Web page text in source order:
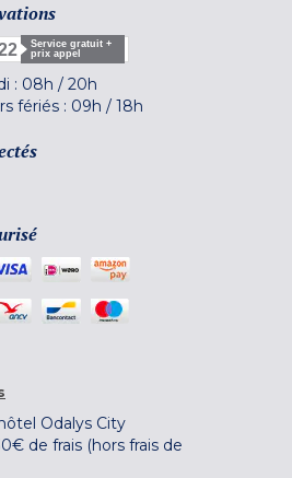
Service gratuit +
prix appel
: 08h / 20h
fériés : 09h / 18h
Odalys City
de frais (hors frais de